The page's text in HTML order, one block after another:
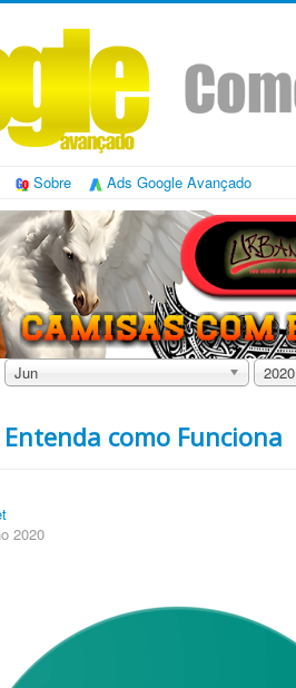
Sobre Ads Google Avançado
Jun 2020
como Funciona
2020